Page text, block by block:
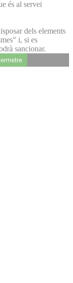
és al servei
dels elements
i, si es
sancionar.